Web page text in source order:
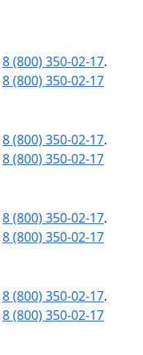
8 (800) 350-02-17.
8 (800) 350-02-17
8 (800) 350-02-17.
8 (800) 350-02-17
8 (800) 350-02-17.
8 (800) 350-02-17
8 (800) 350-02-17.
8 (800) 350-02-17